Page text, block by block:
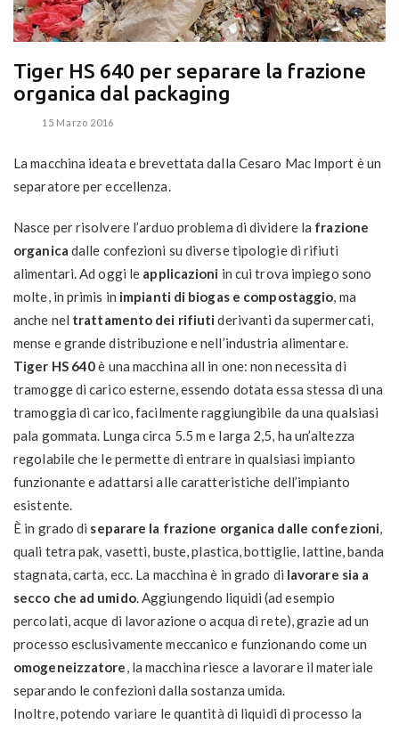
Tiger HS 640 per separare la frazione
organica dal packaging
15 Marzo 2016
La macchina ideata e brevettata dalla Cesaro Mac Import è un
separatore per eccellenza.
Nasce per risolvere l’arduo problema di dividere la frazione
organica dalle confezioni su diverse tipologie di rifiuti
alimentari. Ad oggi le applicazioni in cui trova impiego sono
molte, in primis in impianti di biogas e compostaggio, ma
anche nel trattamento dei rifiuti derivanti da supermercati,
mense e grande distribuzione e nell’industria alimentare.
Tiger HS 640è una macchina all in one: non necessita di
tramogge di carico esterne, essendo dotata essa stessa di una
tramoggia di carico, facilmente raggiungibile da una qualsiasi
pala gommata. Lunga circa 5.5 m e larga 2,5, ha un’altezza
regolabile che le permette di entrare in qualsiasi impianto
funzionante e adattarsi alle caratteristiche dell’impianto
esistente.
È in grado di separare la frazione organica dalle confezioni,
quali tetra pak, vasetti, buste, plastica, bottiglie, lattine, banda
stagnata, carta, ecc. La macchina è in grado di lavorare sia a
secco che ad umido. Aggiungendo liquidi (ad esempio
percolati, acque di lavorazione o acqua di rete), grazie ad un
processo esclusivamente meccanico e funzionando come un
omogeneizzatore, la macchina riesce a lavorare il materiale
separando le confezioni dalla sostanza umida.
Inoltre, potendo variare le quantità di liquidi di processo la